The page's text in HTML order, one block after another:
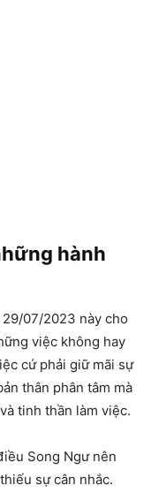
hành
29/07/2023 này cho
việc không hay
cứ phải giữ mãi sự
thân phân tâm mà
tinh thần làm việc.
Song Ngư nên
sự cân nhắc.